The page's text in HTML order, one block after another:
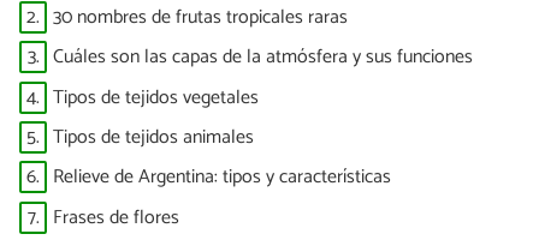
2. 30 nombres de frutas tropicales raras
3. Cuáles son las capas de la atmósfera y sus funciones
4. Tipos de tejidos vegetales
5. Tipos de tejidos animales
6. Relieve de Argentina: tipos y características
7. Frases de flores